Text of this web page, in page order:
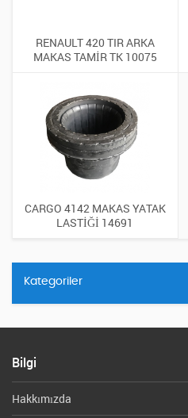
RENAULT 420 TIR ARKA
MAKAS TAMİR TK 10075
CARGO 4142 MAKAS YATAK
LASTİĞİ 14691
Kategoriler
Bilgi
Hakkımızda